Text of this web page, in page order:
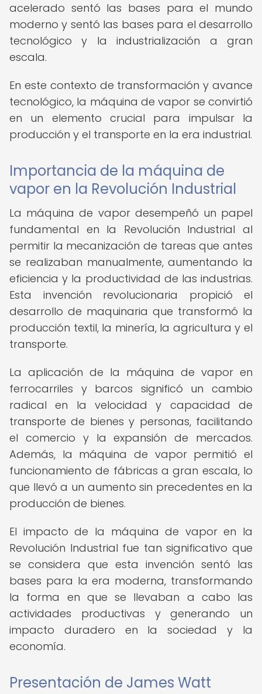
acelerado sentó las bases para el mundo
moderno y sentó las bases para el desarrollo
tecnológico y la industrialización a gran
escala.
En este contexto de transformación y avance
tecnológico, la máquina de vapor se convirtió
en un elemento crucial para impulsar la
producción y el transporte en la era industrial.
Importancia de la máquina de
vapor en la Revolución Industrial
La máquina de vapor desempeñó un papel
fundamental en la Revolución Industrial al
permitir la mecanización de tareas que antes
se realizaban manualmente, aumentando la
eficiencia y la productividad de las industrias.
Esta invención revolucionaria propició el
desarrollo de maquinaria que transformó la
producción textil, la minería, la agricultura y el
transporte.
La aplicación de la máquina de vapor en
ferrocarriles y barcos significó un cambio
radical en la velocidad y capacidad de
transporte de bienes y personas, facilitando
el comercio y la expansión de mercados.
Además, la máquina de vapor permitió el
funcionamiento de fábricas a gran escala, lo
que llevó a un aumento sin precedentes en la
producción de bienes.
El impacto de la máquina de vapor en la
Revolución Industrial fue tan significativo que
se considera que esta invención sentó las
bases para la era moderna, transformando
la forma en que se llevaban a cabo las
actividades productivas y generando un
impacto duradero en la sociedad y la
economía.
Presentación de James Watt